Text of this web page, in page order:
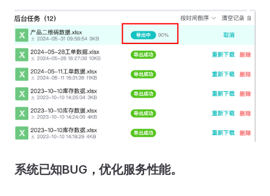
系统已知BUG，优化服务性能。